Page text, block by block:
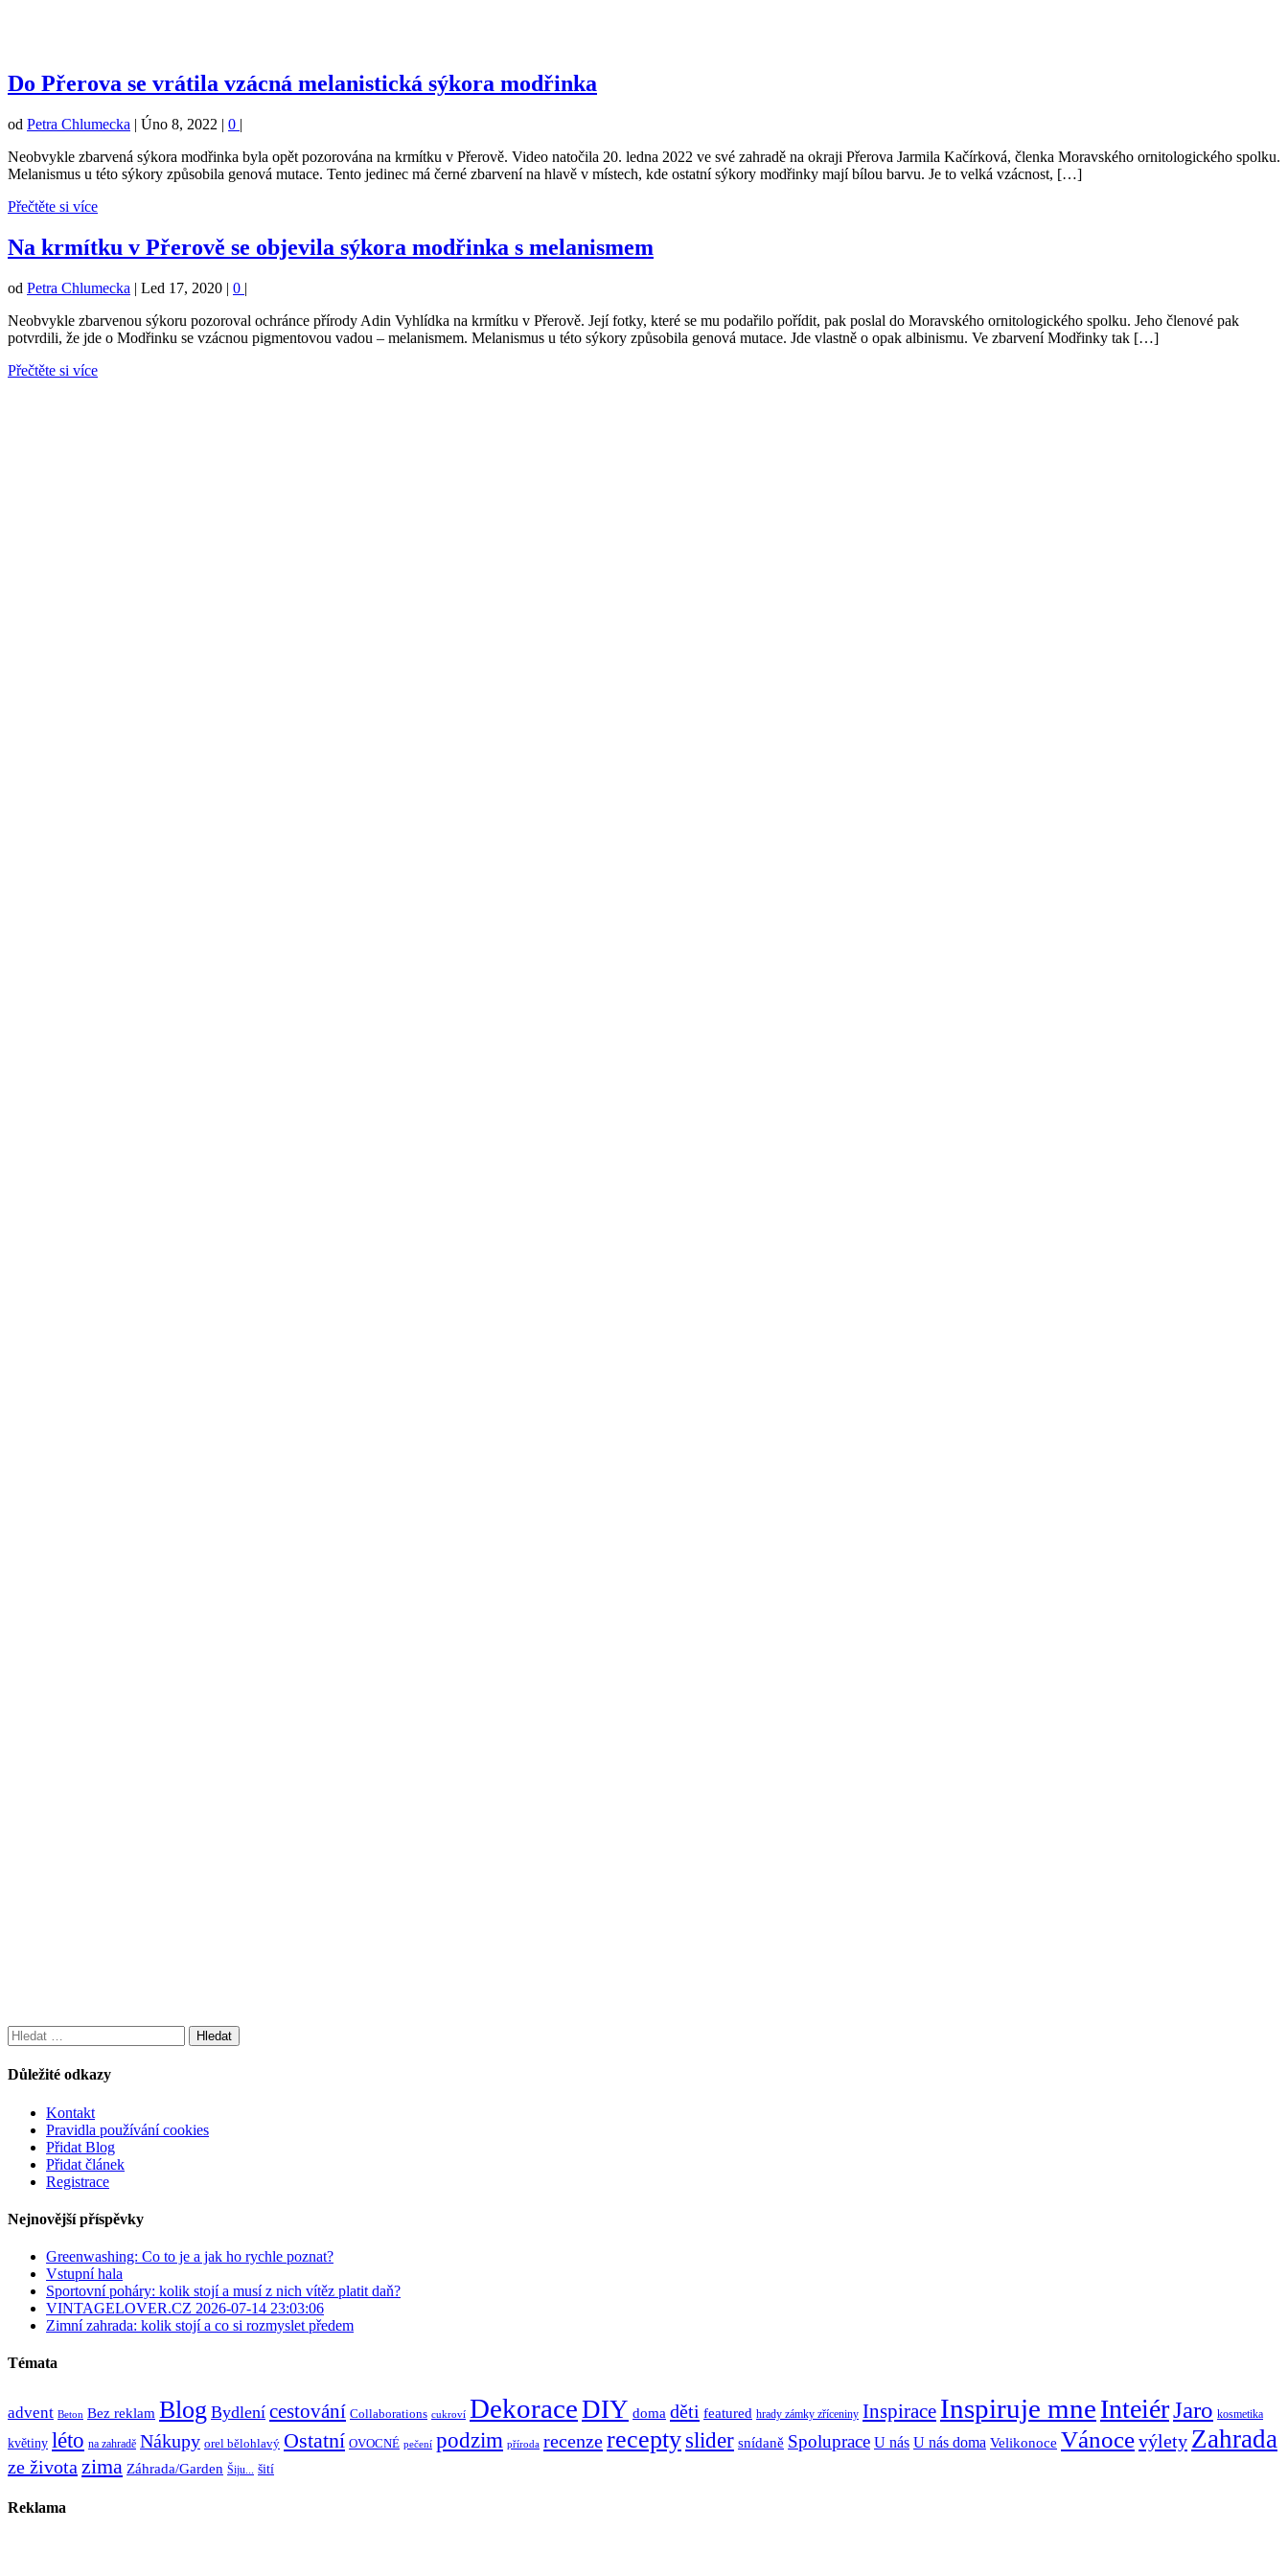
Do Přerova se vrátila vzácná melanistická sýkora modřinka
od Petra Chlumecka | Úno 8, 2022 | 0 |
Neobvykle zbarvená sýkora modřinka byla opět pozorována na krmítku v Přerově. Video natočila 20. ledna 2022 ve své zahradě na okraji Přerova Jarmila Kačírková, členka Moravského ornitologického spolku.
Melanismus u této sýkory způsobila genová mutace. Tento jedinec má černé zbarvení na hlavě v místech, kde ostatní sýkory modřinky mají bílou barvu. Je to velká vzácnost, […]
Přečtěte si více
Na krmítku v Přerově se objevila sýkora modřinka s melanismem
od Petra Chlumecka | Led 17, 2020 | 0 |
Neobvykle zbarvenou sýkoru pozoroval ochránce přírody Adin Vyhlídka na krmítku v Přerově. Její fotky, které se mu podařilo pořídit, pak poslal do Moravského ornitologického spolku. Jeho členové pak
potvrdili, že jde o Modřinku se vzácnou pigmentovou vadou – melanismem. Melanismus u této sýkory způsobila genová mutace. Jde vlastně o opak albinismu. Ve zbarvení Modřinky tak […]
Přečtěte si více
Vyhledávání
Důležité odkazy
Kontakt
Pravidla používání cookies
Přidat Blog
Přidat článek
Registrace
Nejnovější příspěvky
Greenwashing: Co to je a jak ho rychle poznat?
Vstupní hala
Sportovní poháry: kolik stojí a musí z nich vítěz platit daň?
VINTAGELOVER.CZ 2026-07-14 23:03:06
Zimní zahrada: kolik stojí a co si rozmyslet předem
Témata
advent Beton Bez reklam Blog Bydlení cestování Collaborations cukroví DekoraceDIY doma děti featured hrady zámky zříceniny Inspirace Inspiruje mneInteiérJaro kosmetika
květiny léto na zahradě Nákupy orel bělohlavý Ostatní OVOCNÉ pečení podzim příroda recenzerecepty slider snídaně Spoluprace U nás U nás doma Velikonoce Vánocevýlety Zahrada
ze života zima Záhrada/Garden Šiju... šití
Reklama